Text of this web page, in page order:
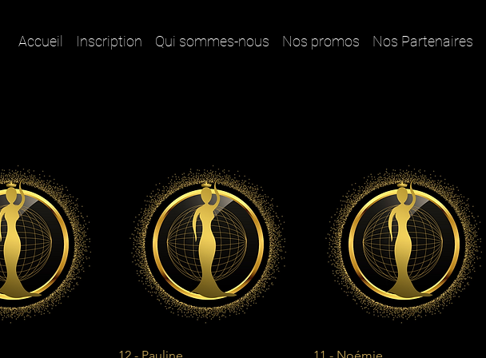
Accueil Inscription Qui sommes-nous Nos promos Nos Partenaires
Aperçu rapide Aperçu rapide